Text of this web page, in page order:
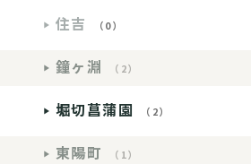
住吉 （0）
鐘ヶ淵 （2）
堀切菖蒲園 （2）
東陽町 （1）